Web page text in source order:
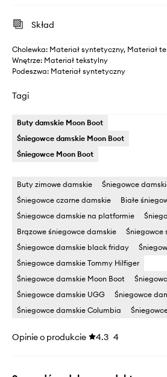
Skład
Cholewka: Materiał syntetyczny, Materiał
Wnętrze: Materiał tekstylny
Podeszwa: Materiał syntetyczny
Tagi
Buty damskie Moon Boot
Śniegowce damskie Moon Boot
Śniegowce Moon Boot
Buty zimowe damskie
Śniegowce
Śniegowce czarne damskie
Białe
Śniegowce damskie na platformie
Brązowe śniegowce damskie
Śniegowce
Śniegowce damskie black friday
Śniegowce damskie Tommy Hilfiger
Śniegowce damskie Moon Boot
Śniegowce damskie UGG
Śniegowce
Śniegowce damskie Columbia
Opinie o produkcie 4.3 4